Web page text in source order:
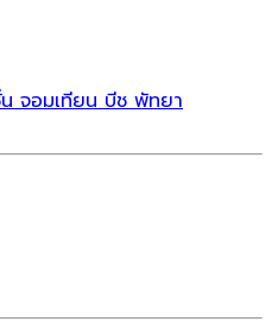
จอมเทียน บีช พัทยา